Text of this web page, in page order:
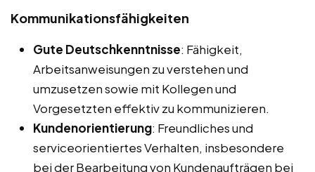
Kommunikationsfähigkeiten
Gute Deutschkenntnisse: Fähigkeit,
Arbeitsanweisungen zu verstehen und
umzusetzen sowie mit Kollegen und
Vorgesetzten effektiv zu kommunizieren.
Kundenorientierung: Freundliches und
serviceorientiertes Verhalten, insbesondere
bei der Bearbeitung von Kundenaufträgen bei